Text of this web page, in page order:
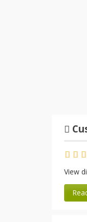
View